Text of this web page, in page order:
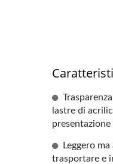
lastre di
Leggero
trasportare e